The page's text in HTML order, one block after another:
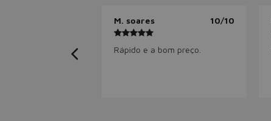
M. soares 10/10
Rápido e a bom preço.